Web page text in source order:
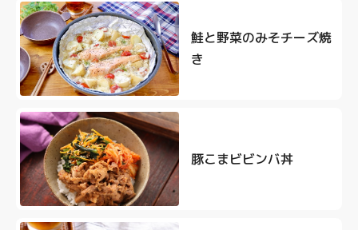
鮭と野菜のみそチーズ焼
き
豚こまビビンバ丼